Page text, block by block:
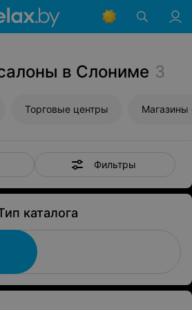
в Слониме 3
Торговые центры
Фильтры
каталога